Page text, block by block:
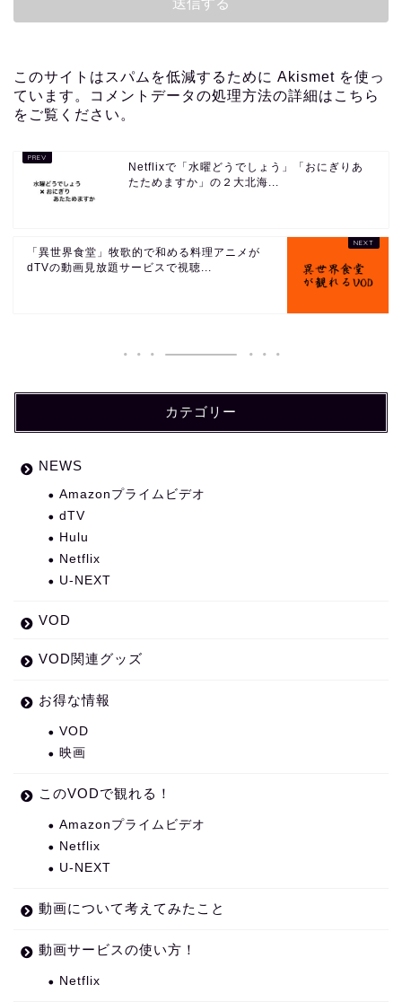
このサイトはスパムを低減するために Akismet を使っ
ています。
コメントデータの処理方法の詳細はこちら
をご覧ください 。
Netflixで「水曜どうでしょう」「おにぎりあ
たためますか」の２大北海...
「異世界食堂」牧歌的で和める料理アニメが
dTVの動画見放題サービスで視聴...
カテゴリー
NEWS
Amazonプライムビデオ
dTV
Hulu
Netflix
U-NEXT
VOD
VOD関連グッズ
お得な情報
VOD
映画
このVODで観れる！
Amazonプライムビデオ
Netflix
U-NEXT
動画について考えてみたこと
動画サービスの使い方！
Netflix